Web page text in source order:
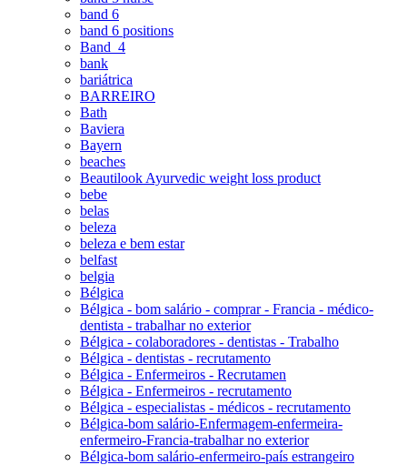
band 6
band 6 positions
Band_4
bank
bariátrica
BARREIRO
Bath
Baviera
Bayern
beaches
Beautilook Ayurvedic weight loss product
bebe
belas
beleza
beleza e bem estar
belfast
belgia
Bélgica
Bélgica - bom salário - comprar - Francia - médico-
dentista - trabalhar no exterior
Bélgica - colaboradores - dentistas - Trabalho
Bélgica - dentistas - recrutamento
Bélgica - Enfermeiros - Recrutamen
Bélgica - Enfermeiros - recrutamento
Bélgica - especialistas - médicos - recrutamento
Bélgica-bom salário-Enfermagem-enfermeira-
enfermeiro-Francia-trabalhar no exterior
Bélgica-bom salário-enfermeiro-país estrangeiro